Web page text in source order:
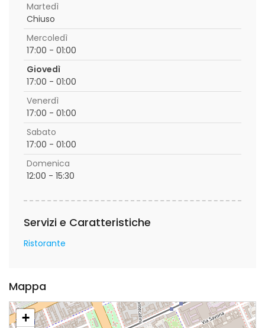
Martedì
Chiuso
Mercoledì
17:00 - 01:00
Giovedì
17:00 - 01:00
Venerdì
17:00 - 01:00
Sabato
17:00 - 01:00
Domenica
12:00 - 15:30
Servizi e Caratteristiche
Ristorante
Mappa
+